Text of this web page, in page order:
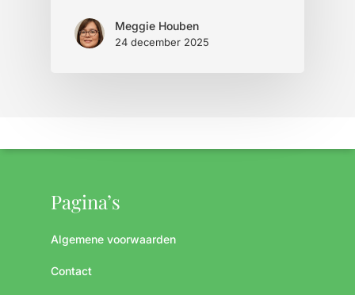
Meggie Houben
24 december 2025
Pagina’s
Algemene voorwaarden
Contact